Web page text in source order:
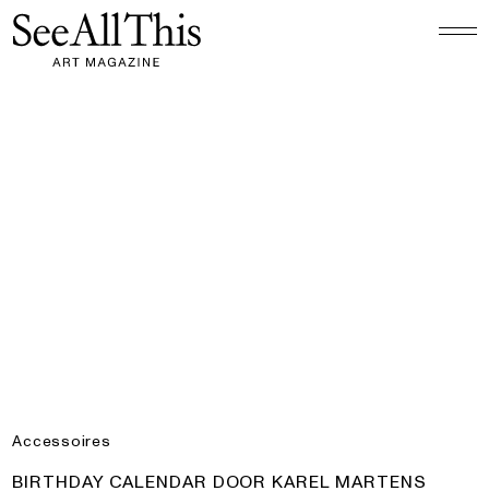
Logo See All This, linkt naar de homepage
Accessoires
PRODUCT:
BIRTHDAY CALENDAR DOOR KAREL MARTENS